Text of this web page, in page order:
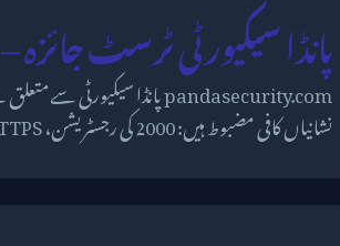
پانڈا سیکیورٹی ٹرسٹ جائزہ – pandasecurity.com
نشانیاں کافی مضبوط ہیں: 2000 کی رجسٹریشن، HTTPS فعال، اسپین سے منسلک ہوسٹنگ اشارے، اور DigiCert کا SSL سرٹیفکیٹ۔